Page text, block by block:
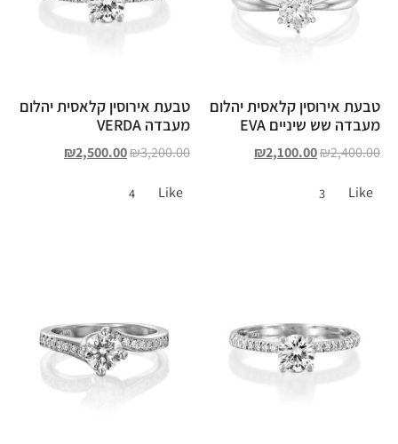
טבעת אירוסין קלאסית יהלום
מעבדה שש שיניים EVA
₪2,400.00
₪2,100.00
Like
3
טבעת אירוסין קלאסית יהלום
מעבדה VERDA
₪3,200.00
₪2,500.00
Like
4